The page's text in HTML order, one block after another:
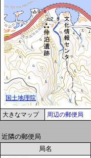
大きなマップ 周辺の郵便局
近隣の郵便局
局名